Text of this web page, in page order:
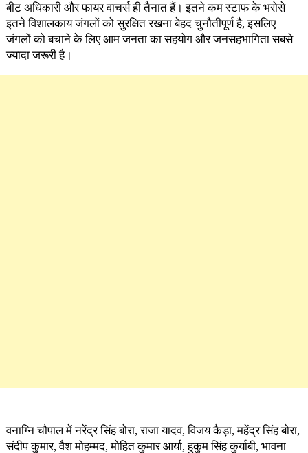
बीट अधिकारी और फायर वाचर्स ही तैनात हैं। इतने कम स्टाफ के भरोसे
इतने विशालकाय जंगलों को सुरक्षित रखना बेहद चुनौतीपूर्ण है, इसलिए
जंगलों को बचाने के लिए आम जनता का सहयोग और जनसहभागिता सबसे
ज्यादा जरूरी है।
वनाग्नि चौपाल में नरेंद्र सिंह बोरा, राजा यादव, विजय कैड़ा, महेंद्र सिंह बोरा,
संदीप कुमार, वैश मोहम्मद, मोहित कुमार आर्या, हुकुम सिंह कुर्याबी, भावना